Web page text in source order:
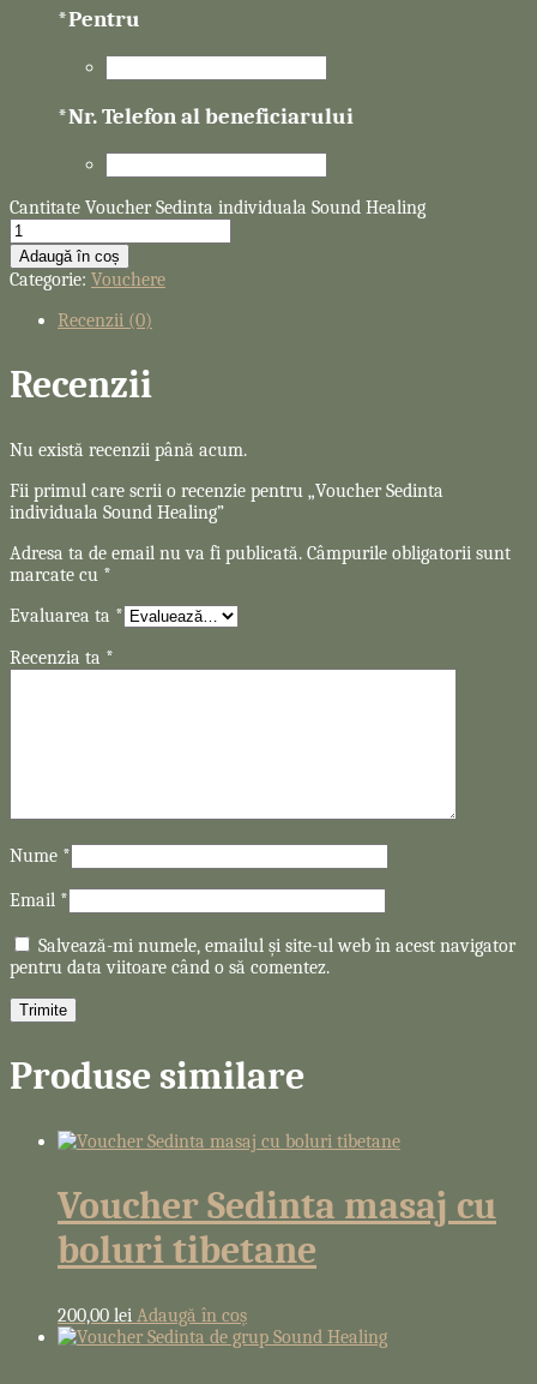
*Pentru
*Nr. Telefon al beneficiarului
Cantitate Voucher Sedinta individuala Sound Healing
Adaugă în coș
Categorie: Vouchere
Recenzii (0)
Recenzii
Nu există recenzii până acum.
Fii primul care scrii o recenzie pentru „Voucher Sedinta
individuala Sound Healing”
Adresa ta de email nu va fi publicată. Câmpurile obligatorii sunt
marcate cu *
Evaluarea ta *
Recenzia ta *
Nume *
Email *
Salvează-mi numele, emailul și site-ul web în acest navigator
pentru data viitoare când o să comentez.
Produse similare
Voucher Sedinta masaj cu
boluri tibetane
200,00 lei Adaugă în coș